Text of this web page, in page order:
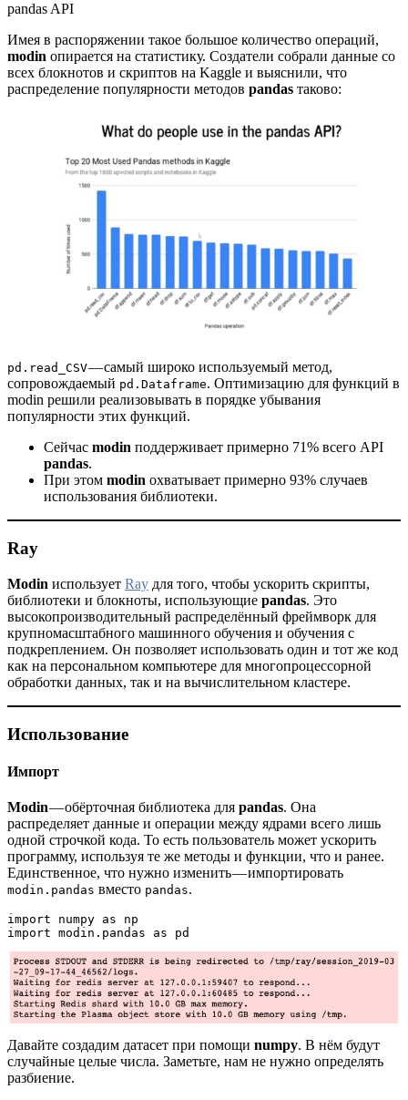
pandas API
Имея в распоряжении такое большое количество операций,
modin опирается на статистику. Создатели собрали данные со
всех блокнотов и скриптов на Kaggle и выяснили, что
распределение популярности методов pandas таково:
pd.read_CSV— самый широко используемый метод,
сопровождаемый pd.Dataframe. Оптимизацию для функций в
modin решили реализовывать в порядке убывания
популярности этих функций.
Сейчас modin поддерживает примерно 71% всего API
pandas.
При этом modin охватывает примерно 93% случаев
использования библиотеки.
Ray
Modin использует Ray для того, чтобы ускорить скрипты,
библиотеки и блокноты, использующие pandas. Это
высокопроизводительный распределённый фреймворк для
крупномасштабного машинного обучения и обучения с
подкреплением. Он позволяет использовать один и тот же код
как на персональном компьютере для многопроцессорной
обработки данных, так и на вычислительном кластере.
Использование
Импорт
Modin— обёрточная библиотека для pandas. Она
распределяет данные и операции между ядрами всего лишь
одной строчкой кода. То есть пользователь может ускорить
программу, используя те же методы и функции, что и ранее.
Единственное, что нужно изменить — импортировать
modin.pandas вместо pandas.
import numpy as np
import modin.pandas as pd
Давайте создадим датасет при помощи numpy. В нём будут
случайные целые числа. Заметьте, нам не нужно определять
разбиение.